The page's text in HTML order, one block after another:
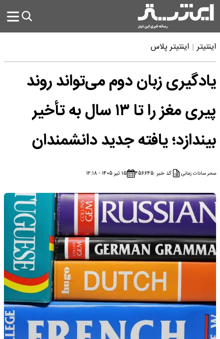
اینتیتر اینتیتر پلاس
یادگیری زبان دوم می‌تواند روند
پیری مغز را تا ۱۳ سال به تأخیر
بیندازد؛ یافته جدید دانشمندان
سحر سادات زمانی کد خبر :۴۵۶۶۴۵ ۱۵ تیر ۱۴۰۵ - ۱۲:۱۸